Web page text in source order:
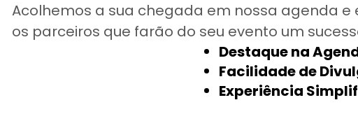
Acolhemos a sua chegada em nossa agenda
os parceiros que farão do seu evento um
Destaque na
Facilidade de
Experiência